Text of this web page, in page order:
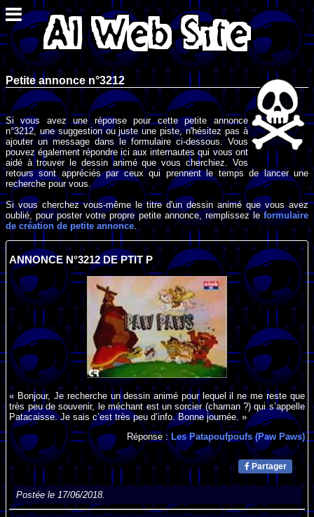
Petite annonce n°3212
Si vous avez une réponse pour cette petite annonce
n°3212, une suggestion ou juste une piste, n'hésitez pas à
ajouter un message dans le formulaire ci-dessous. Vous
pouvez également répondre ici aux internautes qui vous ont
aidé à trouver le dessin animé que vous cherchiez. Vos
retours sont appréciés par ceux qui prennent le temps de lancer une
recherche pour vous.
Si vous cherchez vous-même le titre d'un dessin animé que vous avez
oublié, pour poster votre propre petite annonce, remplissez leformulaire
de création de petite annonce .
ANNONCE N°3212 DE PTIT P
« Bonjour, Je recherche un dessin animé pour lequel il ne me reste que
très peu de souvenir, le méchant est un sorcier (chaman ?) qui s’appelle
Patacaisse. Je sais c’est très peu d’info. Bonne journée. »
Réponse : Les Patapoufpoufs (Paw Paws)
Partager
Postée le 17/06/2018.